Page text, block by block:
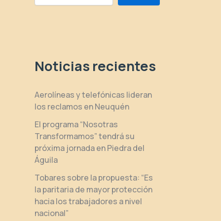
Noticias recientes
Aerolíneas y telefónicas lideran
los reclamos en Neuquén
El programa “Nosotras
Transformamos” tendrá su
próxima jornada en Piedra del
Águila
Tobares sobre la propuesta: “Es
la paritaria de mayor protección
hacia los trabajadores a nivel
nacional”